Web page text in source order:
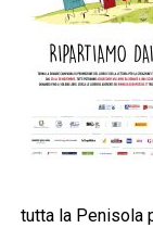
tutta la Penisola